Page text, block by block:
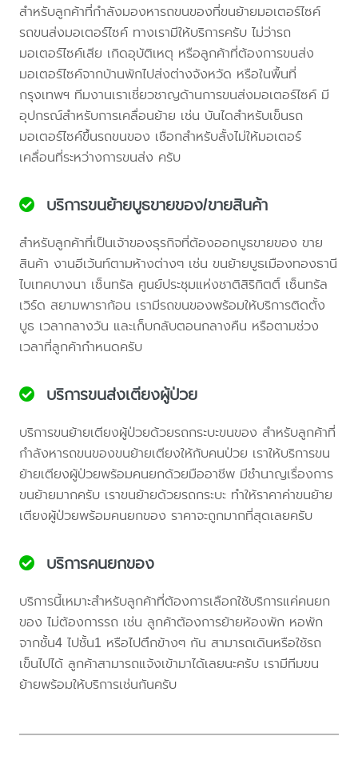
สำหรับลูกค้าที่กำลังมองหารถขนของที่ขนย้ายมอเตอร์ไซค์
รถขนส่งมอเตอร์ไซค์ ทางเรามีให้บริการครับ ไม่ว่ารถ
มอเตอร์ไซค์เสีย เกิดอุบัติเหตุ หรือลูกค้าที่ต้องการขนส่ง
มอเตอร์ไซค์จากบ้านพักไปส่งต่างจังหวัด หรือในพื้นที่
กรุงเทพฯ ทีมงานเราเชี่ยวชาญด้านการขนส่งมอเตอร์ไซค์ มี
อุปกรณ์สำหรับการเคลื่อนย้าย เช่น บันไดสำหรับเข็นรถ
มอเตอร์ไซค์ขึ้นรถขนของ เชือกสำหรับลั้งไม่ให้มอเตอร์
เคลื่อนที่ระหว่างการขนส่ง ครับ
บริการขนย้ายบูธขายของ/ขายสินค้า
สำหรับลูกค้าที่เป็นเจ้าของธุรกิจที่ต้องออกบูธขายของ ขาย
สินค้า งานอีเว้นท์ตามห้างต่างๆ เช่น ขนย้ายบูธเมืองทองธานี
ไบเทคบางนา เซ็นทรัล ศูนย์ประชุมแห่งชาติสิริกิตติ์ เซ็นทรัล
เวิร์ด สยามพาราก้อน เรามีรถขนของพร้อมให้บริการติดตั้ง
บูธ เวลากลางวัน และเก็บกลับตอนกลางคืน หรือตามช่วง
เวลาที่ลูกค้ากำหนดครับ
บริการขนส่งเตียงผู้ป่วย
บริการขนย้ายเตียงผู้ป่วยด้วยรถกระบะขนของ สำหรับลูกค้าที่
กำลังหารถขนของขนย้ายเตียงให้กับคนป่วย เราให้บริการขน
ย้ายเตียงผู้ป่วยพร้อมคนยกด้วยมืออาชีพ มีชำนาญเรื่องการ
ขนย้ายมากครับ เราขนย้ายด้วยรถกระบะ ทำให้ราคาค่าขนย้าย
เตียงผู้ป่วยพร้อมคนยกของ ราคาจะถูกมากที่สุดเลยครับ
บริการคนยกของ
บริการนี้เหมาะสำหรับลูกค้าที่ต้องการเลือกใช้บริการแค่คนยก
ของ ไม่ต้องการรถ เช่น ลูกค้าต้องการย้ายห้องพัก หอพัก
จากชั้น4 ไปชั้น1 หรือไปตึกข้างๆ กัน สามารถเดินหรือใช้รถ
เข็นไปได้ ลูกค้าสามารถแจ้งเข้ามาได้เลยนะครับ เรามีทีมขน
ย้ายพร้อมให้บริการเช่นกันครับ